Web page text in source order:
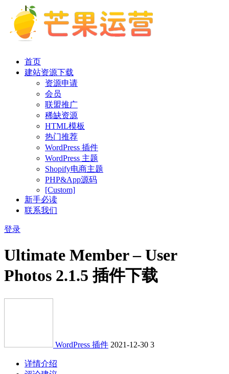
首页
建站资源下载
资源申请
会员
联盟推广
稀缺资源
HTML模板
热门推荐
WordPress 插件
WordPress 主题
Shopify电商主题
PHP&App源码
[Custom]
新手必读
联系我们
登录
Ultimate Member – User
Photos 2.1.5 插件下载
WordPress 插件 2021-12-30 3
详情介绍